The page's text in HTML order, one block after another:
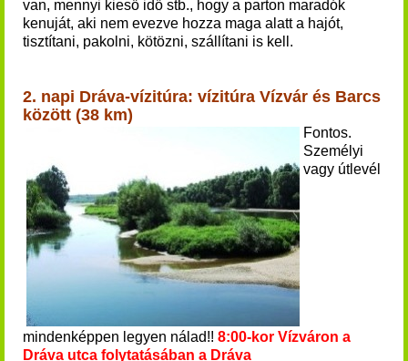
van, mennyi kieső idő stb., hogy a parton maradók
kenuját, aki nem evezve hozza maga alatt a hajót,
tisztítani, pakolni, kötözni, szállítani is kell.
2. napi Dráva-vízitúra: vízitúra Vízvár és Barcs
között (38 km)
Fontos.
Személyi
vagy útlevél
mindenképpen legyen nálad!! 8:00-kor Vízváron a
Dráva utca folytatásában a Dráva